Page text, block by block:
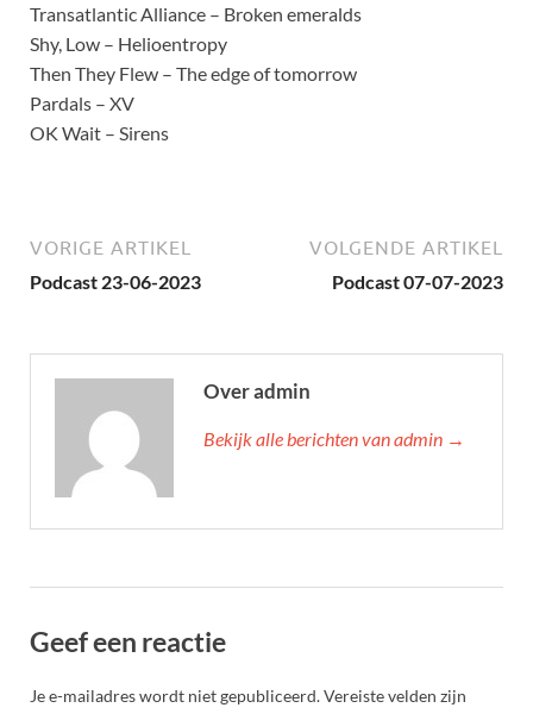
Transatlantic Alliance – Broken emeralds
Shy, Low – Helioentropy
Then They Flew – The edge of tomorrow
Pardals – XV
OK Wait – Sirens
VORIGE ARTIKEL
Podcast 23-06-2023
VOLGENDE ARTIKEL
Podcast 07-07-2023
Over admin
Bekijk alle berichten van admin →
Geef een reactie
Je e-mailadres wordt niet gepubliceerd.Vereiste velden zijn